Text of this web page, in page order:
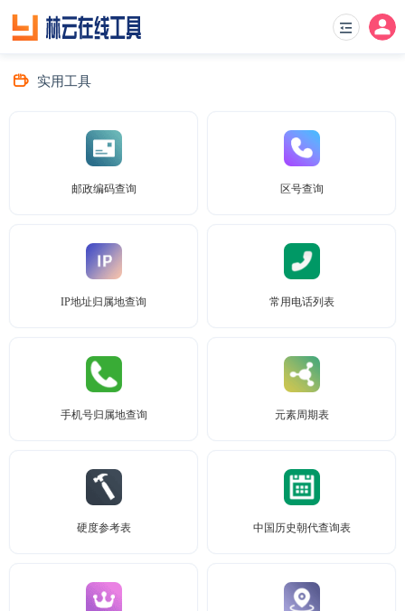
实用工具
邮政编码查询 区号查询
IP地址归属地查询 常用电话列表
手机号归属地查询 元素周期表
硬度参考表 中国历史朝代查询表